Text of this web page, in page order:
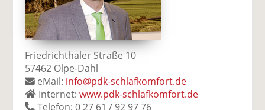
Friedrichthaler Straße 10
57462 Olpe-Dahl
eMail: info@pdk-schlafkomfort.de
Internet:www.pdk-schlafkomfort.de
Telefon: 0 27 61 / 92 97 76